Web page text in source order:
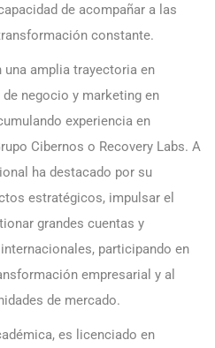
de acompañar a las
constante.
una amplia trayectoria en
negocio y marketing en
experiencia en
Cibernos o Recovery Labs. A
ha destacado por su
estratégicos, impulsar el
grandes cuentas y
participando en
empresarial y al
de mercado.
es licenciado en